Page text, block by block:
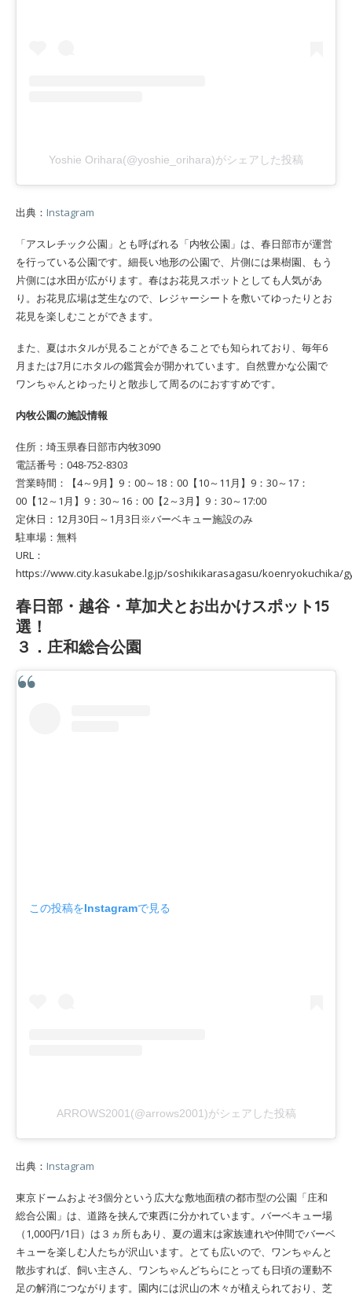
Yoshie Orihara(@yoshie_orihara)がシェアした投稿
出典： Instagram
「アスレチック公園」とも呼ばれる「内牧公園」は、春日部市が運営
を行っている公園です。細長い地形の公園で、片側には果樹園、もう
片側には水田が広がります。春はお花見スポットとしても人気があ
り。お花見広場は芝生なので、レジャーシートを敷いてゆったりとお
花見を楽しむことができます。
また、夏はホタルが見ることができることでも知られており、毎年6
月または7月にホタルの鑑賞会が開かれています。自然豊かな公園で
ワンちゃんとゆったりと散歩して周るのにおすすめです。
内牧公園の施設情報
住所：埼玉県春日部市内牧3090
電話番号：048-752-8303
営業時間：【4～9月】9：00～18：00【10～11月】9：30～17：
00【12～1月】9：30～16：00【2～3月】9：30～17:00
定休日：12月30日～1月3日※バーベキュー施設のみ
駐車場：無料
URL：
https://www.city.kasukabe.lg.jp/soshikikarasagasu/koenryokuchika/
春日部・越谷・草加犬とお出かけスポット15
選！
３．庄和総合公園
この投稿をInstagramで見る
ARROWS2001(@arrows2001)がシェアした投稿
出典： Instagram
東京ドームおよそ3個分という広大な敷地面積の都市型の公園「庄和
総合公園」は、道路を挟んで東西に分かれています。バーベキュー場
（1,000円/1日）は３ヵ所もあり、夏の週末は家族連れや仲間でバーベ
キューを楽しむ人たちが沢山います。とても広いので、ワンちゃんと
散歩すれば、飼い主さん、ワンちゃんどちらにとっても日頃の運動不
足の解消につながります。園内には沢山の木々が植えられており、芝